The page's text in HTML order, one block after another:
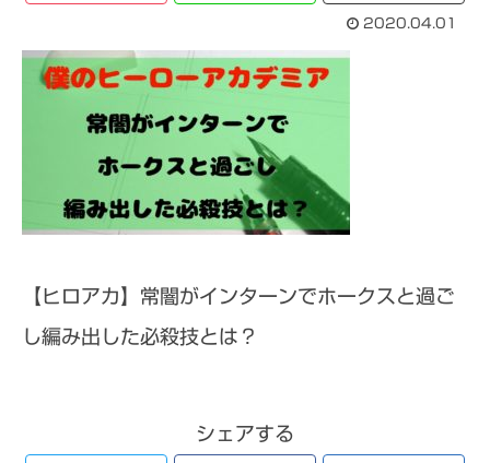
2020.04.01
【ヒロアカ】常闇がインターンでホークスと過ご
し編み出した必殺技とは？
シェアする